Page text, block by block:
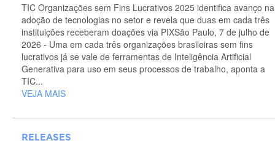
TIC Organizações sem Fins Lucrativos 2025 identifica avanço na
adoção de tecnologias no setor e revela que duas em cada três
instituições receberam doações via PIXSão Paulo, 7 de julho de
2026 - Uma em cada três organizações brasileiras sem fins
lucrativos já se vale de ferramentas de Inteligência Artificial
Generativa para uso em seus processos de trabalho, aponta a
TIC...
VEJA MAIS
RELEASES